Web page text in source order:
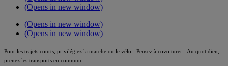
(Opens in new window)
(Opens in new window)
(Opens in new window)
Pour les trajets courts, privilégiez la marche ou le vélo - Pensez à covoiturer - Au quotidien,
prenez les transports en commun